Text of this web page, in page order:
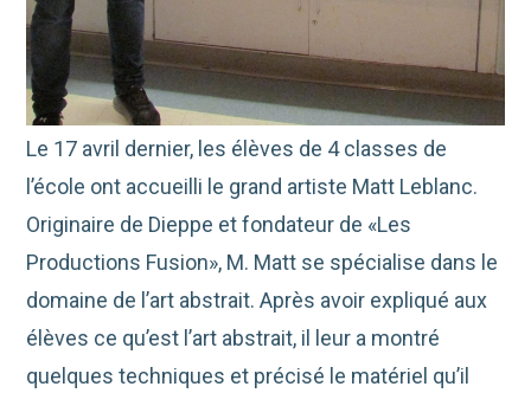
Le 17 avril dernier, les élèves de 4 classes de
l’école ont accueilli le grand artiste Matt Leblanc.
Originaire de Dieppe et fondateur de «Les
Productions Fusion», M. Matt se spécialise dans le
domaine de l’art abstrait. Après avoir expliqué aux
élèves ce qu’est l’art abstrait, il leur a montré
quelques techniques et précisé le matériel qu’il